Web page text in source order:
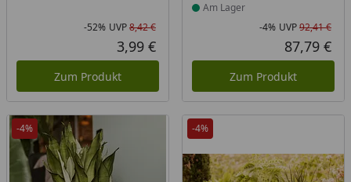
Rabatt in Prozent
-52%
Ursprünglicher Preis
UVP8,42 €
Aktueller Preis
3,99 €
Zum Produkt
Am Lager
-4% UVP92,41 €
87,79 €
Zum Produkt
-4% -4%